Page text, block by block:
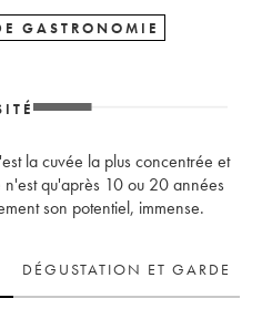
GASTRONOMIE
la cuvée la plus concentrée et
qu'après 10 ou 20 années
son potentiel, immense.
DÉGUSTATION ET GARDE